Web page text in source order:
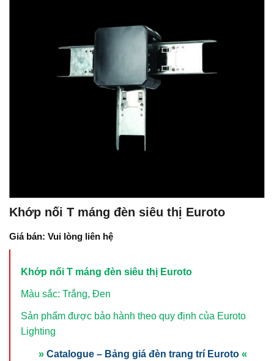
Khớp nối T máng đèn siêu thị Euroto
Giá bán: Vui lòng liên hệ
Khớp nối T máng đèn siêu thị Euroto
Màu sắc: Trắng, Đen
Sản phẩm được bảo hành theo quy định của Euroto
Lighting
» Catalogue – Bảng giá đèn trang trí Euroto «